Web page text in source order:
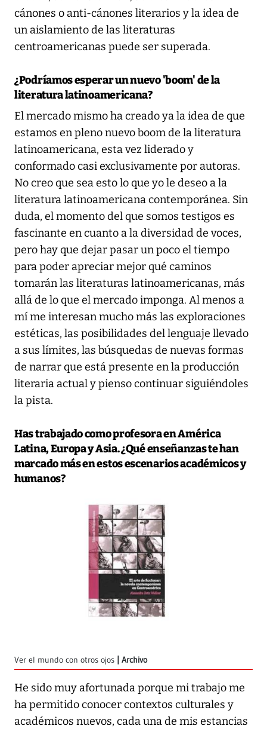
cánones o anti-cánones literarios y la idea de
un aislamiento de las literaturas
centroamericanas puede ser superada.
¿Podríamos esperar un nuevo 'boom' de la
literatura latinoamericana?
El mercado mismo ha creado ya la idea de que
estamos en pleno nuevo boom de la literatura
latinoamericana, esta vez liderado y
conformado casi exclusivamente por autoras.
No creo que sea esto lo que yo le deseo a la
literatura latinoamericana contemporánea. Sin
duda, el momento del que somos testigos es
fascinante en cuanto a la diversidad de voces,
pero hay que dejar pasar un poco el tiempo
para poder apreciar mejor qué caminos
tomarán las literaturas latinoamericanas, más
allá de lo que el mercado imponga. Al menos a
mí me interesan mucho más las exploraciones
estéticas, las posibilidades del lenguaje llevado
a sus límites, las búsquedas de nuevas formas
de narrar que está presente en la producción
literaria actual y pienso continuar siguiéndoles
la pista.
Has trabajado como profesora en América
Latina, Europa y Asia. ¿Qué enseñanzas te han
marcado más en estos escenarios académicos y
humanos?
Ver el mundo con otros ojos Archivo
He sido muy afortunada porque mi trabajo me
ha permitido conocer contextos culturales y
académicos nuevos, cada una de mis estancias